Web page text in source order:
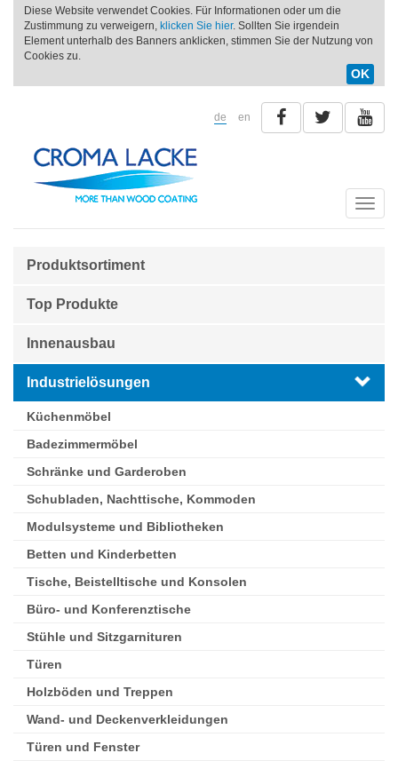
Diese Website verwendet Cookies. Für Informationen oder um die
Zustimmung zu verweigern, klicken Sie hier. Sollten Sie irgendein
Element unterhalb des Banners anklicken, stimmen Sie der Nutzung von
Cookies zu.
OK
de en
Toggle
Produktsortiment
Top Produkte
Innenausbau
Industrielösungen
Küchenmöbel
Badezimmermöbel
Schränke und Garderoben
Schubladen, Nachttische, Kommoden
Modulsysteme und Bibliotheken
Betten und Kinderbetten
Tische, Beistelltische und Konsolen
Büro- und Konferenztische
Stühle und Sitzgarnituren
Türen
Holzböden und Treppen
Wand- und Deckenverkleidungen
Türen und Fenster